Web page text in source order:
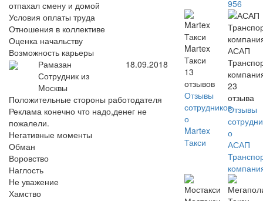
отпахал смену и домой
Условия оплаты труда
Отношения в коллективе
Оценка начальству
Возможность карьеры
Рамазан
Сотрудник из
Москвы
18.09.2018
Положительные стороны работодателя
Реклама конечно что надо,денег не
пожалели.
Негативные моменты
Обман
Воровство
Наглость
Не уважение
Хамство
956
Martex
Такси
13
отзывов
Отзывы
сотрудников
о
Martex
Такси
АСАП
23
отзыва
Отзывы
о
АСАП